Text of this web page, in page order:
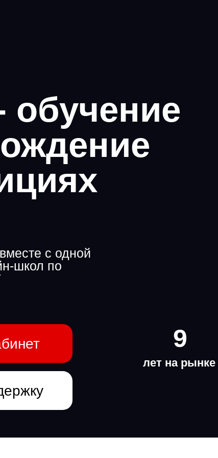
лет на рынке
обучение
с одной
школ по
9